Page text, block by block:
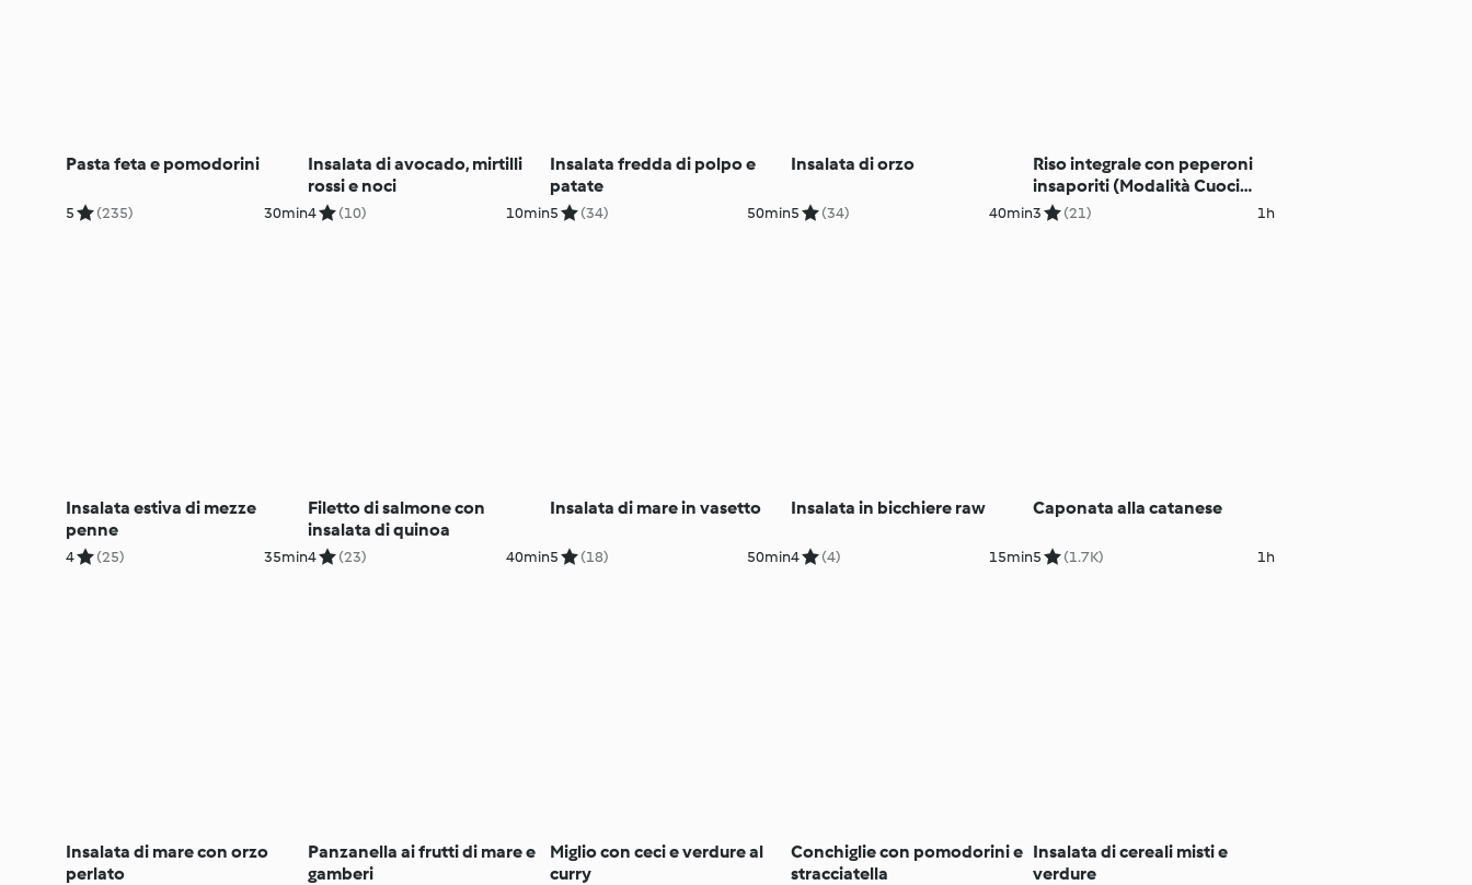
Pasta feta e pomodorini
5 (235) 30min
Insalata di avocado, mirtilli
rossi e noci
4 (10) 10min
Insalata fredda di polpo e
patate
5 (34) 50min
Insalata di orzo
5 (34) 40min
Riso integrale con peperoni
insaporiti (Modalità Cuoci
riso)
3 (21) 1h
Insalata estiva di mezze
penne
4 (25) 35min
Filetto di salmone con
insalata di quinoa
4 (23) 40min
Insalata di mare in vasetto
5 (18) 50min
Insalata in bicchiere raw
4 (4) 15min
Caponata alla catanese
5 (1.7K) 1h
Insalata di mare con orzo
perlato
Panzanella ai frutti di mare e
gamberi
Miglio con ceci e verdure al
curry
Conchiglie con pomodorini e
stracciatella
Insalata di cereali misti e
verdure